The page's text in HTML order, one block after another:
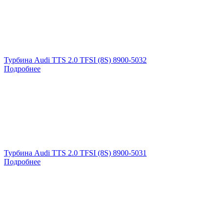
Турбина Audi TTS 2.0 TFSI (8S) 8900-5032
Подробнее
Турбина Audi TTS 2.0 TFSI (8S) 8900-5031
Подробнее